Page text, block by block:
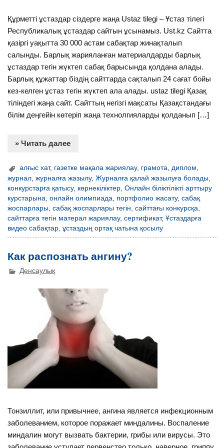
Құрметті ұстаздар сіздерге жаңа Ustaz tilegi – Ұстаз тілегі
Республикалық ұстаздар сайтын ұсынамыз. Ust.kz Сайтта
қазіргі уақытта 30 000 астам сабақтар жинақталып
салынды. Барлық жарияланған материалдарды барлық
ұстаздар тегін жүктеп сабақ барысында қолдана алады.
Барлық құжаттар біздің сайттарда сақталып 24 сағат бойы
кез-келген ұстаз тегін жүктеп ала алады. ustaz tilegi Қазақ
тіліндегі жаңа сайт. Сайттың негізгі мақсаты Қазақстандағы
білім деңгейін көтеріп жаңа технолгияларды қолданып […]
» Читать далее
алғыс хат, газетке мақала жариялау, грамота,диплом,
журнал ,журналға жазылу,Журналға қалай жазылуға болады
конкурстарға қатысу, көрнекіліктер ,Онлайн біліктілікті арттыру
курстарына ,онлайн олимпиада портфолио жасату,сабақ
жоспарлары ,сабақ жоспарлары тегін ,сайттағы конкурсқа
сайттарға тегін матерал жариялау,сертификат,Ұстаздарға
видео сабақтар ,ұстаздың ортақ чатына қосылу
Как распознать ангину?
Денсаулық
Тонзиллит, или привычнее, ангина является инфекционным
заболеванием, которое поражает миндалины. Воспаление
миндалин могут вызвать бактерии, грибы или вирусы. Это